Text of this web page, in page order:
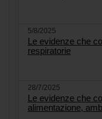
5/8/2025
Le evidenze che
respiratorie
28/7/2025
Le evidenze che
alimentazione,